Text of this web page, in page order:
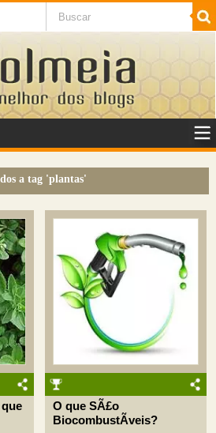
SaÃºde
a tag 'plantas'
O que SÃ£o
BiocombustÃ­veis?